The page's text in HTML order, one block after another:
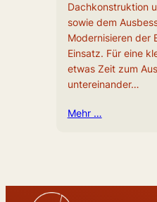
Dachkonstruktion
sowie dem
Modernisieren der
Einsatz. Für eine
etwas Zeit zum
untereinander…
Mehr …